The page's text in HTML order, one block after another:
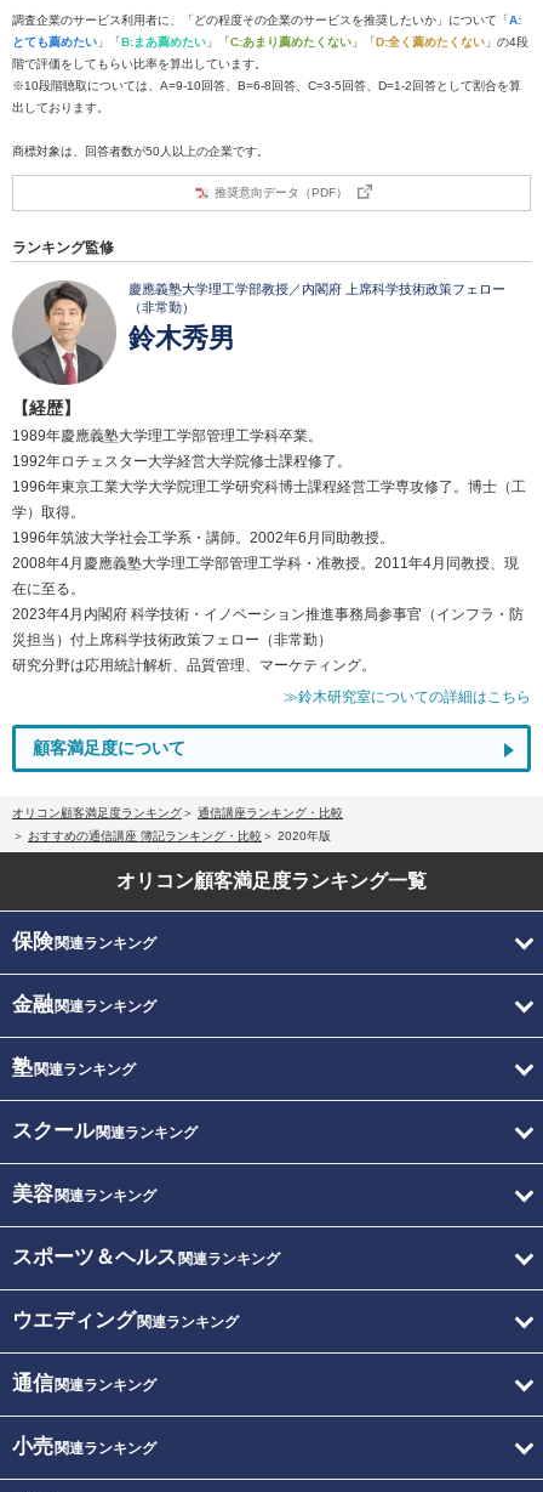
調査企業のサービス利用者に、「どの程度その企業のサービスを推奨したいか」について「A:
とても薦めたい 」「B:まあ薦めたい 」「C:あまり薦めたくない 」「D:全く薦めたくない 」の4段
階で評価をしてもらい比率を算出しています。
※10段階聴取については、A=9-10回答、B=6-8回答、C=3-5回答、D=1-2回答として割合を算
出しております。
商標対象は、回答者数が50人以上の企業です。
推奨意向データ（PDF）
ランキング監修
慶應義塾大学理工学部教授／内閣府 上席科学技術政策フェロー
（非常勤）
鈴木秀男
【経歴】
1989年慶應義塾大学理工学部管理工学科卒業。
1992年ロチェスター大学経営大学院修士課程修了。
1996年東京工業大学大学院理工学研究科博士課程経営工学専攻修了。博士（工
学）取得。
1996年筑波大学社会工学系・講師。2002年6月同助教授。
2008年4月慶應義塾大学理工学部管理工学科・准教授。2011年4月同教授、現
在に至る。
2023年4月内閣府 科学技術・イノベーション推進事務局参事官（インフラ・防
災担当）付上席科学技術政策フェロー（非常勤）
研究分野は応用統計解析、品質管理、マーケティング。
≫鈴木研究室についての詳細はこちら
顧客満足度について
オリコン顧客満足度ランキング
通信講座ランキング・比較
おすすめの通信講座 簿記ランキング・比較
2020年版
オリコン顧客満足度ランキング一覧
保険関連ランキング
金融関連ランキング
塾関連ランキング
スクール関連ランキング
美容関連ランキング
スポーツ＆ヘルス 関連ランキング
ウエディング関連ランキング
通信関連ランキング
小売関連ランキング